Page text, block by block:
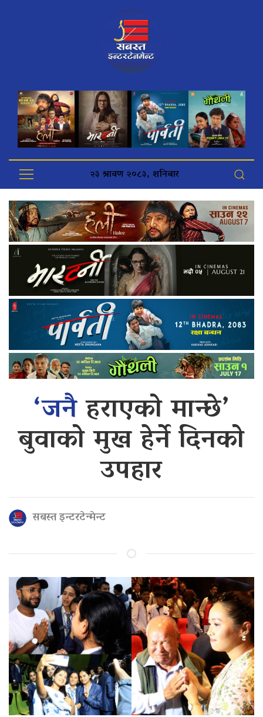
२३ श्रावण २०८३, शनिबार
‘जनैहराएको मान्छे’
बुवाको मुख हेर्ने दिनको
उपहार
सबस्त इन्टरटेन्मेन्ट